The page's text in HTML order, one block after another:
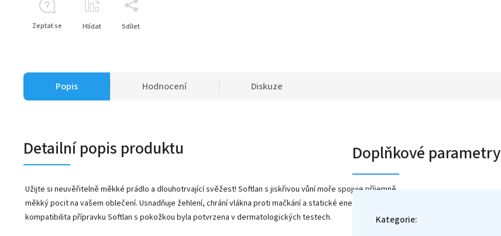
Zeptat se Hlídat Sdílet
Popis Hodnocení Diskuze
Detailní popis produktu
Užijte si neuvěřitelně měkké prádlo a dlouhotrvající svěžest! Softlan s jiskřivou vůní moře spojuje příjemně
měkký pocit na vašem oblečení. Usnadňuje žehlení, chrání vlákna proti mačkání a statické energii. Velmi dobrá
kompatibilita přípravku Softlan s pokožkou byla potvrzena v dermatologických testech.
Doplňkové parametry
Kategorie: